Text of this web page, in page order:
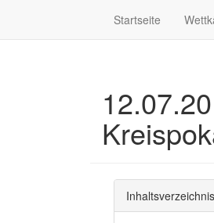
Startseite
Inhaltsverzeichnis